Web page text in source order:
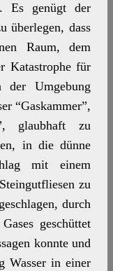
Es genügt der
überlegen, dass
Raum, dem
Katastrophe für
Umgebung
“Gaskammer”,
glaubhaft zu
in die dünne
mit einem
zu
durch
geschüttet
konnte und
Wasser in einer